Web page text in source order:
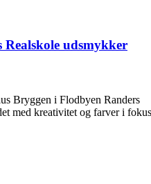
Realskole udsmykker
Bryggen i Flodbyen Randers
med kreativitet og farver i